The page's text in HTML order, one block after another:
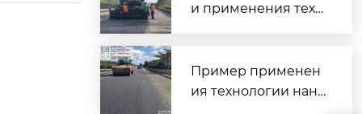
и применения техн
окрытия SMC — про
ект профилактичес
Пример применен
ия технологии нане